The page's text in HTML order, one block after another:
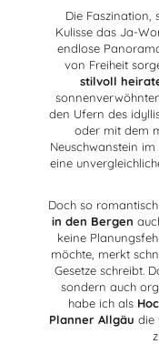
Die Faszination,
Kulisse das Ja-
endlose
von Freiheit
stilvoll
den Ufern des
oder mit dem
Neuschwanstein
eine
Doch so
in den Bergen
keine
möchte, merkt
Gesetze schreibt.
sondern auch
habe ich als
Planner Allgäu die